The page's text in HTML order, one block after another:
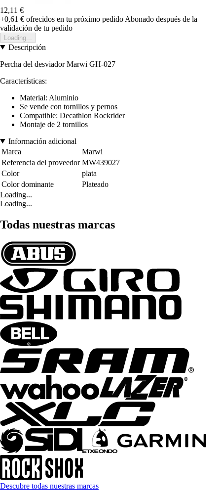
12,11 €
+0,61 € ofrecidos en tu próximo pedido Abonado después de la
validación de tu pedido
Loading...
Descripción
Percha del desviador Marwi GH-027
Características:
Material: Aluminio
Se vende con tornillos y pernos
Compatible: Decathlon Rockrider
Montaje de 2 tornillos
Información adicional
Marca
Marwi
Referencia del proveedor MW439027
Color
plata
Color dominante
Plateado
Loading...
Loading...
Todas nuestras marcas
Descubre todas nuestras marcas